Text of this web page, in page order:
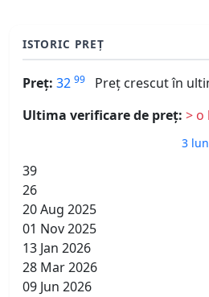
ISTORIC PREȚ
Preț: 32 99
Preț crescut în
Ultima verificare de preț: > o
3
39
26
20 Aug 2025
01 Nov 2025
13 Jan 2026
28 Mar 2026
09 Jun 2026